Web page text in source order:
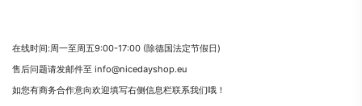
在线时间:周一至周五9:00-17:00 (除德国法定节假日)
售后问题请发邮件至 info@nicedayshop.eu
如您有商务合作意向欢迎填写右侧信息栏联系我们哦！